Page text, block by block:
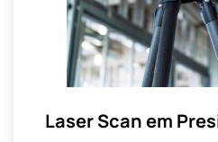
Laser Scan em